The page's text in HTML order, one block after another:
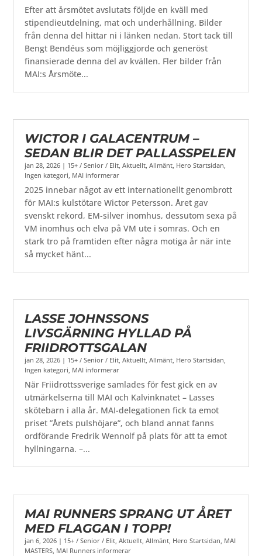
Efter att årsmötet avslutats följde en kväll med
stipendieutdelning, mat och underhållning. Bilder
från denna del hittar ni i länken nedan. Stort tack till
Bengt Bendéus som möjliggjorde och generöst
finansierade denna del av kvällen. Fler bilder från
MAI:s Årsmöte...
WICTOR I GALACENTRUM –
SEDAN BLIR DET PALLASSPELEN
jan 28, 2026 | 15+ / Senior / Elit,Aktuellt,Allmänt, Hero Startsidan,
Ingen kategori, MAI informerar
2025 innebar något av ett internationellt genombrott
för MAI:s kulstötare Wictor Petersson. Året gav
svenskt rekord, EM-silver inomhus, dessutom sexa på
VM inomhus och elva på VM ute i somras. Och en
stark tro på framtiden efter några motiga år när inte
så mycket hänt...
LASSE JOHNSSONS
LIVSGÄRNING HYLLAD PÅ
FRIIDROTTSGALAN
jan 28, 2026 | 15+ / Senior / Elit,Aktuellt,Allmänt, Hero Startsidan,
Ingen kategori, MAI informerar
När Friidrottssverige samlades för fest gick en av
utmärkelserna till MAI och Kalvinknatet – Lasses
skötebarn i alla år. MAI-delegationen fick ta emot
priset ”Årets pulshöjare”, och bland annat fanns
ordförande Fredrik Wennolf på plats för att ta emot
hyllningarna. –...
MAI RUNNERS SPRANG UT ÅRET
MED FLAGGAN I TOPP!
jan 6, 2026 | 15+ / Senior / Elit ,Aktuellt ,Allmänt Hero Startsidan MAI
MASTERS MAI Runners informerar